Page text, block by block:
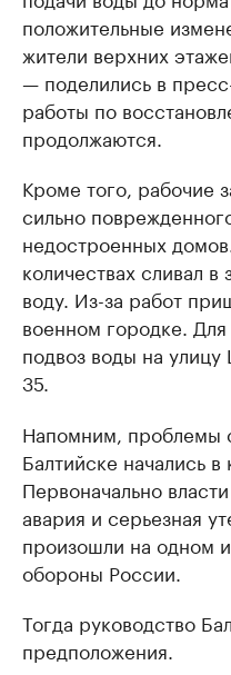
положительные
жители верхних
— поделились в
работы по
продолжаются.
Кроме того, рабочие
сильно
недостроенных
количествах сливал
воду. Из-за работ
военном городке.
подвоз воды на
35.
Напомним, проблемы
Балтийске начались в
Первоначально
авария и серьезная
произошли на одном
обороны России.
Тогда руководство
предположения.